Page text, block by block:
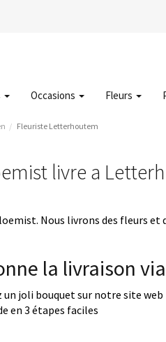
Occasions Fleurs
Fleuriste Letterhoutem
livre a
Nous livrons des fleurs
la livraison
un joli bouquet sur notre site web
en 3 étapes faciles